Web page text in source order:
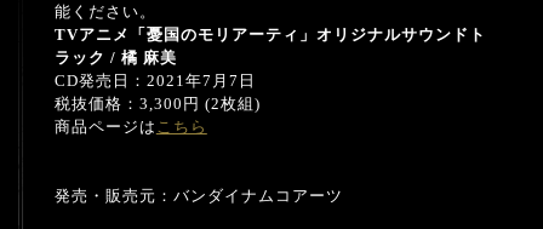
能ください。
TVアニメ「憂国のモリアーティ」オリジナルサウンドト
ラック / 橘 麻美
CD発売日：2021年7月7日
税抜価格：3,300円 (2枚組)
商品ページは こちら
発売・販売元：バンダイナムコアーツ